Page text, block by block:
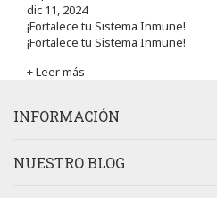
dic 11, 2024
¡Fortalece tu Sistema Inmune!
¡Fortalece tu Sistema Inmune!
+ Leer más
INFORMACIÓN
NUESTRO BLOG